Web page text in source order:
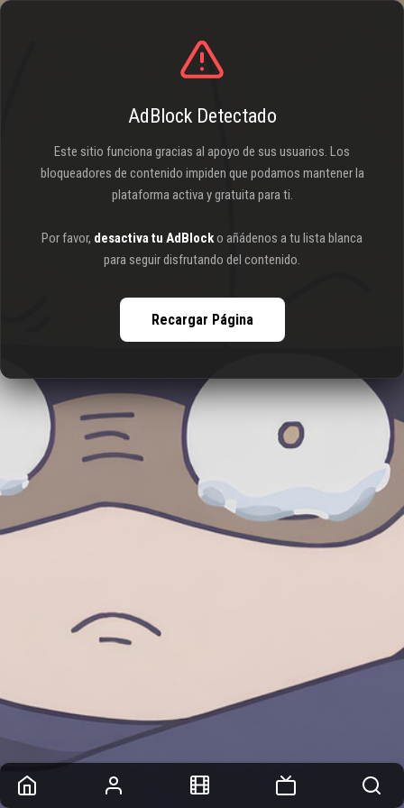
AdBlock Detectado
Este sitio funciona gracias al apoyo de sus usuarios. Los
bloqueadores de contenido impiden que podamos mantener la
plataforma activa y gratuita para ti.
Por favor, desactiva tu AdBlocko añádenos a tu lista blanca
para seguir disfrutando del contenido.
Recargar Página